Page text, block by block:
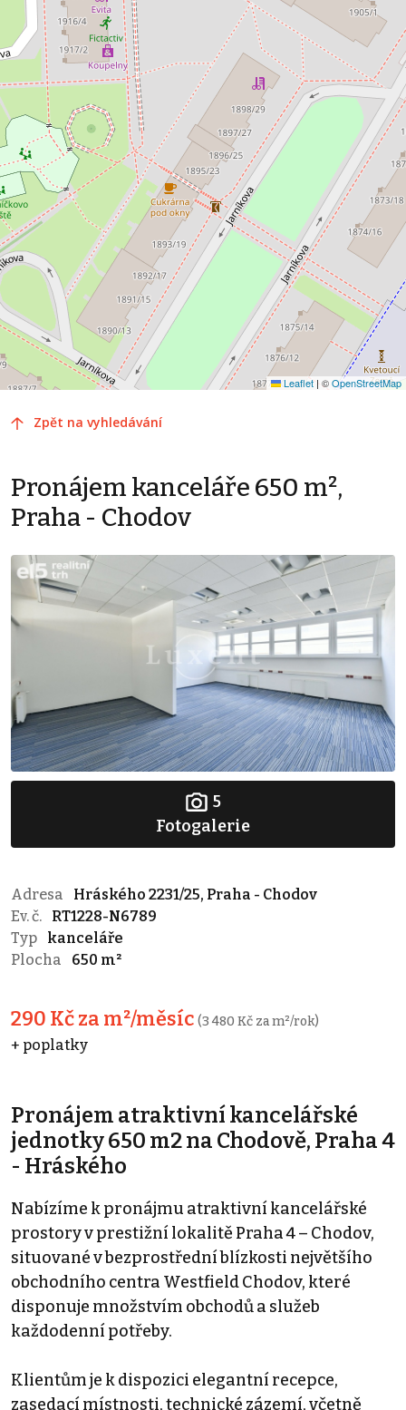
Leaflet | ©OpenStreetMap
Zpět na vyhledávání
Pronájem kanceláře 650 m²,
Praha - Chodov
5
Fotogalerie
Adresa
Hráského 2231/25, Praha - Chodov
Ev. č.
RT1228-N6789
Typ
kanceláře
Plocha
650 m²
290 Kč za m²/měsíc (3 480 Kč za m²/rok)
+ poplatky
Pronájem atraktivní kancelářské
jednotky 650 m2 na Chodově, Praha 4
- Hráského
Nabízíme k pronájmu atraktivní kancelářské
prostory v prestižní lokalitě Praha 4 – Chodov,
situované v bezprostřední blízkosti největšího
obchodního centra Westfield Chodov, které
disponuje množstvím obchodů a služeb
každodenní potřeby.
Klientům je k dispozici elegantní recepce,
zasedací místnosti, technické zázemí, včetně